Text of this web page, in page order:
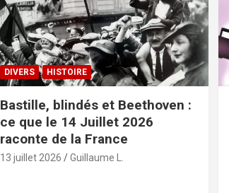
DIVERS HISTOIRE
Bastille, blindés et Beethoven :
ce que le 14 Juillet 2026
raconte de la France
13 juillet 2026 Guillaume L.